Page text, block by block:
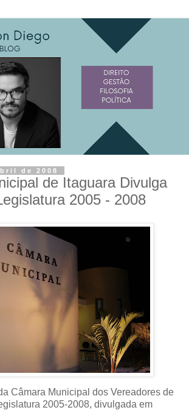
de 2008
de Itaguara Divulga
2005 - 2008
Câmara Municipal dos Vereadores de
2005-2008, divulgada em